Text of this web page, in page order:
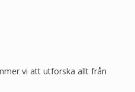
vi att utforska allt från